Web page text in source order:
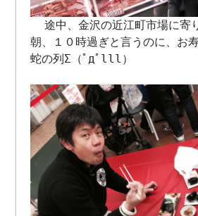
途中、金沢の近江町市場に
朝、１０時過ぎと言うのに、お
蛇の列Σ（ﾟдﾟlll）